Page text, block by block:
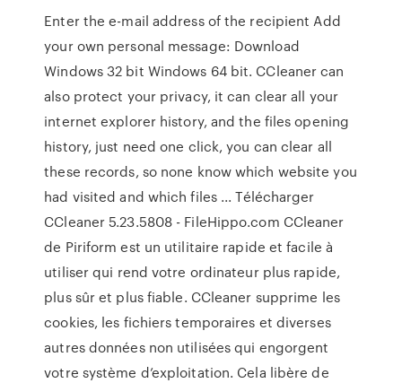
Enter the e-mail address of the recipient Add
your own personal message: Download
Windows 32 bit Windows 64 bit. CCleaner can
also protect your privacy, it can clear all your
internet explorer history, and the files opening
history, just need one click, you can clear all
these records, so none know which website you
had visited and which files ... Télécharger
CCleaner 5.23.5808 - FileHippo.com CCleaner
de Piriform est un utilitaire rapide et facile à
utiliser qui rend votre ordinateur plus rapide,
plus sûr et plus fiable. CCleaner supprime les
cookies, les fichiers temporaires et diverses
autres données non utilisées qui engorgent
votre système d’exploitation. Cela libère de